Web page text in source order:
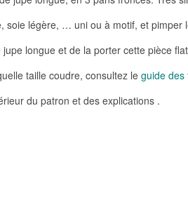
soie légère, … uni ou à motif, et
longue et de la porter cette pièce
taille coudre, consultez le guide des
du patron et des explications .